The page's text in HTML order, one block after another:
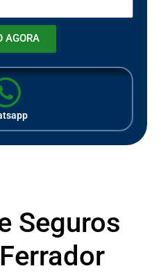
AGORA
Seguros